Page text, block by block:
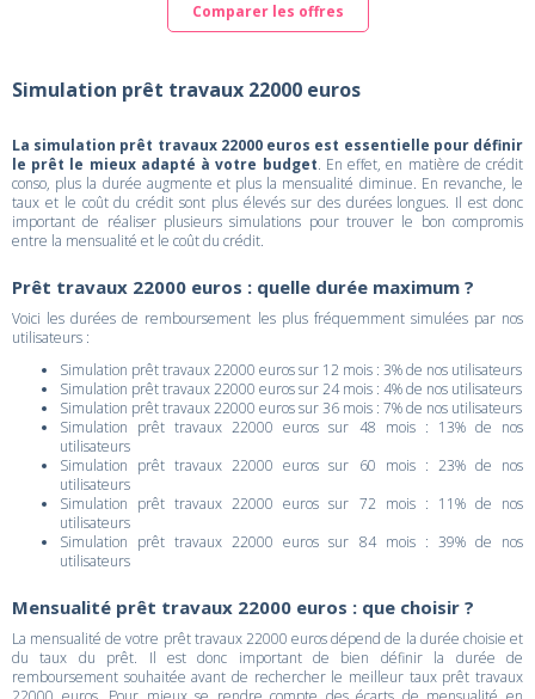
Comparer les offres
Simulation prêt travaux 22000 euros
La simulation prêt travaux 22000 euros est essentielle pour définir
le prêt le mieux adapté à votre budget. En effet, en matière de crédit
conso, plus la durée augmente et plus la mensualité diminue. En revanche, le
taux et le coût du crédit sont plus élevés sur des durées longues. Il est donc
important de réaliser plusieurs simulations pour trouver le bon compromis
entre la mensualité et le coût du crédit.
Prêt travaux 22000 euros : quelle durée maximum ?
Voici les durées de remboursement les plus fréquemment simulées par nos
utilisateurs :
Simulation prêt travaux 22000 euros sur 12 mois : 3% de nos utilisateurs
Simulation prêt travaux 22000 euros sur 24 mois : 4% de nos utilisateurs
Simulation prêt travaux 22000 euros sur 36 mois : 7% de nos utilisateurs
Simulation prêt travaux 22000 euros sur 48 mois : 13% de nos
utilisateurs
Simulation prêt travaux 22000 euros sur 60 mois : 23% de nos
utilisateurs
Simulation prêt travaux 22000 euros sur 72 mois : 11% de nos
utilisateurs
Simulation prêt travaux 22000 euros sur 84 mois : 39% de nos
utilisateurs
Mensualité prêt travaux 22000 euros : que choisir ?
La mensualité de votre prêt travaux 22000 euros dépend de la durée choisie et
du taux du prêt. Il est donc important de bien définir la durée de
remboursement souhaitée avant de rechercher le meilleur taux prêt travaux